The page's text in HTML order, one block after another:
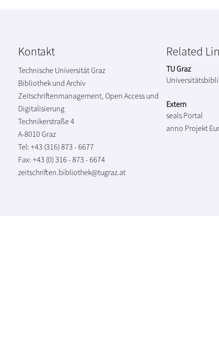
Kontakt
Technische Universität Graz
Bibliothek und Archiv
Zeitschriftenmanagement, Open Access und
Digitalisierung
Technikerstraße 4
A-8010 Graz
Tel: +43 (316) 873 - 6677
Fax: +43 (0) 316 - 873 - 6674
zeitschriften.bibliothek@tugraz.at
Related
TU Graz
Extern
seals Portal
anno Projekt